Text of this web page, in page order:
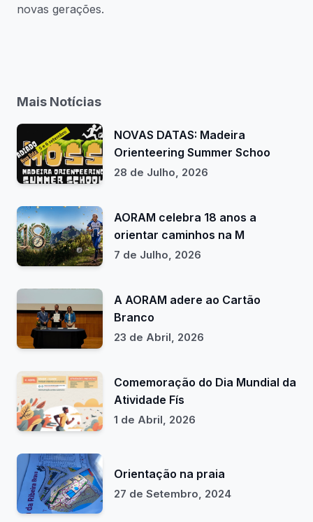
novas gerações.
Mais Notícias
NOVAS DATAS: Madeira
Orienteering Summer Schoo
28 de Julho, 2026
AORAM celebra 18 anos a
orientar caminhos na M
7 de Julho, 2026
A AORAM adere ao Cartão
Branco
23 de Abril, 2026
Comemoração do Dia Mundial da
Atividade Fís
1 de Abril, 2026
Orientação na praia
27 de Setembro, 2024